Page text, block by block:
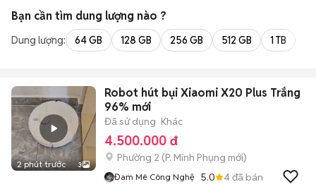
Bạn cần tìm dung lượng nào ?
Dung lượng: 64 GB 128 GB 256 GB 512 GB 1 TB
2 phút trước 3
Robot hút bụi Xiaomi X20 Plus Trắng
96% mới
Đã sử dụng Khác
4.500.000 đ
Phường 2 (P. Minh Phụng mới)
Đam Mê Công Nghệ 5.0 4đã bán